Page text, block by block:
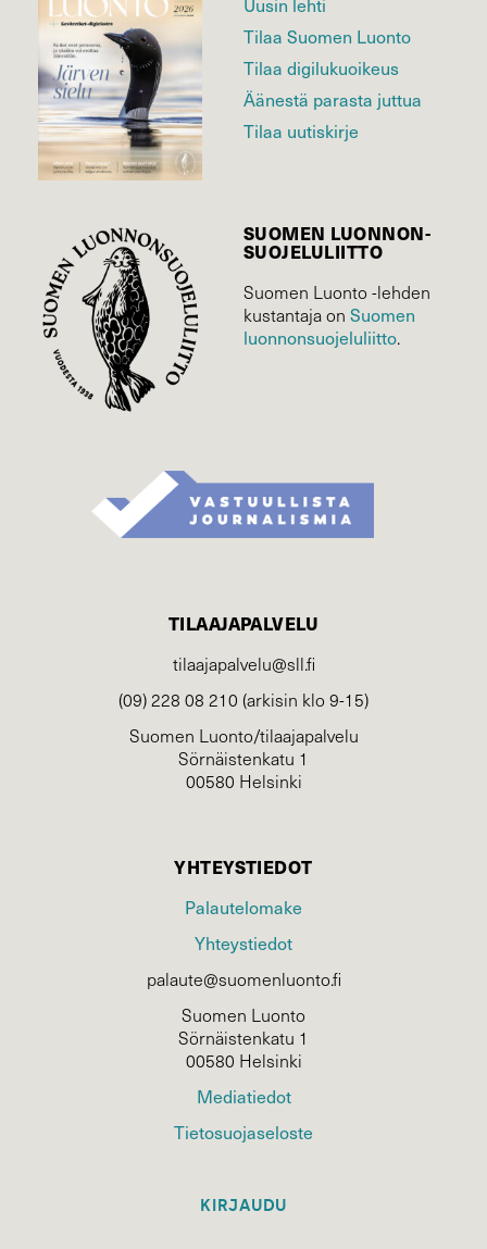
Tilaa Suomen Luonto
Tilaa digilukuoikeus
Äänestä parasta juttua
Tilaa uutiskirje
SUOMEN LUONNON­
SUOJELU­LIITTO
Suomen Luonto -lehden
kustantaja on Suomen
luonnonsuojelu­liitto.
TILAAJAPALVELU
tilaajapalvelu@sll.fi
(09) 228 08 210 (arkisin klo 9-15)
Suomen Luonto/tilaajapalvelu
Sörnäistenkatu 1
00580 Helsinki
YHTEYSTIEDOT
Palautelomake
Yhteystiedot
palaute@suomenluonto.fi
Suomen Luonto
Sörnäistenkatu 1
00580 Helsinki
Mediatiedot
Tietosuojaseloste
KIRJAUDU